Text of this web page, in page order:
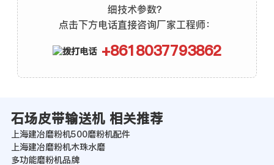
细技术参数？
点击下方电话直接咨询厂家工程师：
+8618037793862
石场皮带输送机 相关推荐
上海建冶磨粉机500磨粉机配件
上海建冶磨粉机木珠水磨
多功能磨粉机品牌